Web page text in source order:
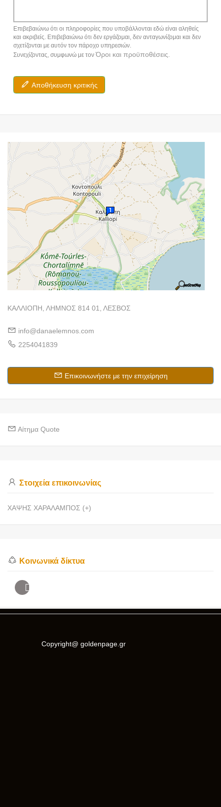
Επιβεβαιώνω ότι οι πληροφορίες που υποβάλλονται εδώ είναι αληθείς
και ακριβείς. Επιβεβαιώνω ότι δεν εργάζομαι, δεν ανταγωνίζομαι και δεν
σχετίζονται με αυτόν τον πάροχο υπηρεσιών.
Συνεχίζοντας, συμφωνώ με τονΌροι και προϋποθέσεις
Αποθήκευση κριτικής
ΚΑΛΛΙΟΠΗ, ΛΗΜΝΟΣ 814 01, ΛΕΣΒΟΣ
info@danaelemnos.com
2254041839
Επικοινωνήστε με την επιχείρηση
Αίτημα Quote
Στοιχεία επικοινωνίας
ΧΑΨΗΣ ΧΑΡΑΛΑΜΠΟΣ (+)
Κοινωνικά δίκτυα
Copyright@ goldenpage.gr